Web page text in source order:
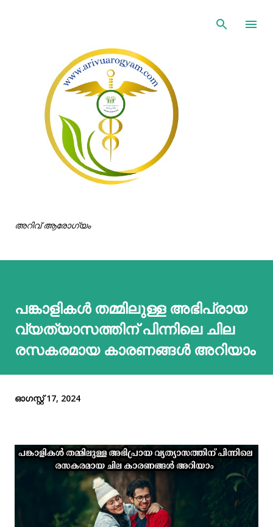
അറിവ് ആരോഗ്യം
പങ്കാളികള്‍ തമ്മിലുള്ള അഭിപ്രായ
വ്യത്യാസത്തിന് പിന്നിലെ ചില
രസകരമായ കാരണങ്ങള്‍ അറിയാം
ഓഗസ്റ്റ് 17, 2024